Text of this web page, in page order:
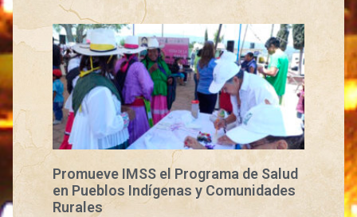
Promueve IMSS el Programa de Salud
en Pueblos Indígenas y Comunidades
Rurales